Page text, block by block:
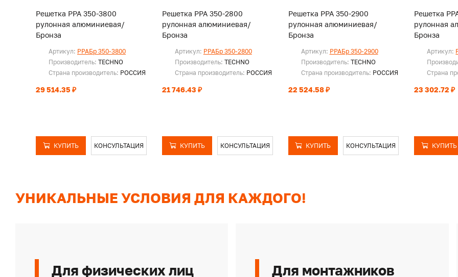
Решетка PPA 350-3800
рулонная алюминиевая/
Бронза
Артикул: PPAБр 350-3800
Производитель: TECHNO
Страна производитель: РОССИЯ
29 514.35 ₽
КУПИТЬ КОНСУЛЬТАЦИЯ
Решетка PPA 350-2800
рулонная алюминиевая/
Бронза
Артикул: PPAБр 350-2800
Производитель: TECHNO
Страна производитель: РОССИЯ
21 746.43 ₽
КУПИТЬ КОНСУЛЬТАЦИЯ
Решетка PPA 350-2900
рулонная алюминиевая/
Бронза
Артикул: PPAБр 350-2900
Производитель: TECHNO
Страна производитель: РОССИЯ
22 524.58 ₽
КУПИТЬ КОНСУЛЬТАЦИЯ
Решетка
рулонная
Бронза
Артикул:
Страна
23 302.72 ₽
КУПИТЬ
УНИКАЛЬНЫЕ УСЛОВИЯ ДЛЯ КАЖДОГО!
Для физических лиц Для монтажников